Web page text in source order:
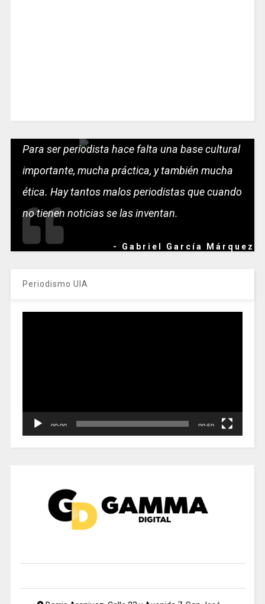
Para ser periodista hace falta una base cultural
importante, mucha práctica, y también mucha
ética. Hay tantos malos periodistas que cuando
no tienen noticias se las inventan.
- Gabriel García Márquez
Periodismo UIA
00:00 00:59